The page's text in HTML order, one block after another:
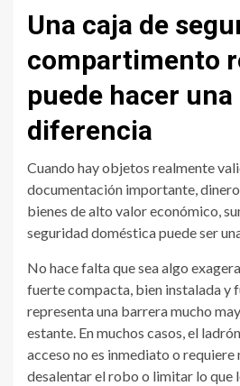
Una caja de
compartimento
puede hacer una
diferencia
Cuando hay objetos realmente
documentación importante,
bienes de alto valor económico,
seguridad doméstica puede ser
No hace falta que sea algo
fuerte compacta, bien instalada y
representa una barrera mucho
estante. En muchos casos, el
acceso no es inmediato o requiere
desalentar el robo o limitar lo que